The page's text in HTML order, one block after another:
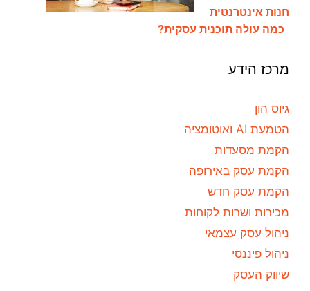
חנות אינטרנטית
כמה עולה תוכנית עסקית?
מרכז הידע
גיוס הון
הטמעת AI ואוטומציה
הקמת מסעדות
הקמת עסק באירופה
הקמת עסק חדש
מכירות ושרות לקוחות
ניהול עסק עצמאי
ניהול פיננסי
שיווק העסק